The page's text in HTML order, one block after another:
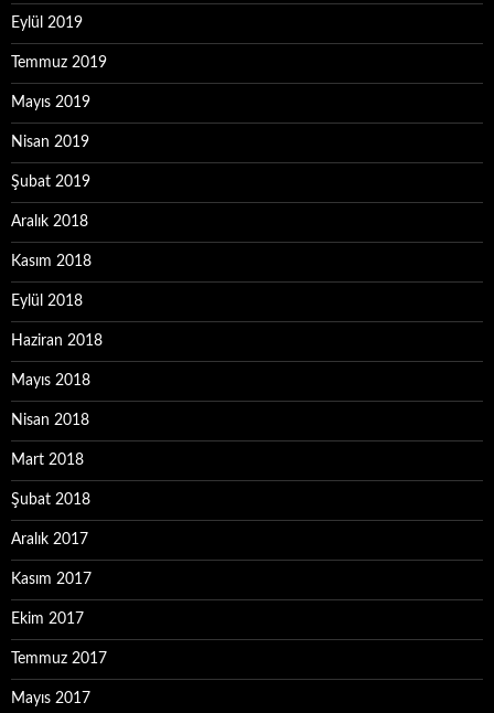
Eylül 2019
Temmuz 2019
Mayıs 2019
Nisan 2019
Şubat 2019
Aralık 2018
Kasım 2018
Eylül 2018
Haziran 2018
Mayıs 2018
Nisan 2018
Mart 2018
Şubat 2018
Aralık 2017
Kasım 2017
Ekim 2017
Temmuz 2017
Mayıs 2017